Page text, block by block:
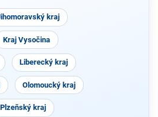
kraj
Kraj Vysočina
Liberecký kraj
Olomoucký kraj
Plzeňský kraj